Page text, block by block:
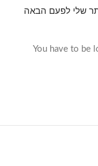
שלי לפעם הבאה
You have to be